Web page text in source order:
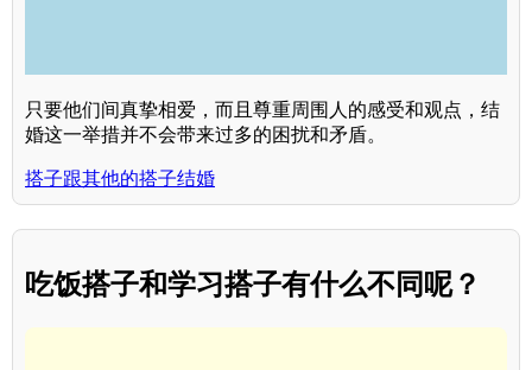
只要他们间真挚相爱，而且尊重周围人的感受和观点，结
婚这一举措并不会带来过多的困扰和矛盾。
搭子跟其他的搭子结婚
吃饭搭子和学习搭子有什么不同呢？